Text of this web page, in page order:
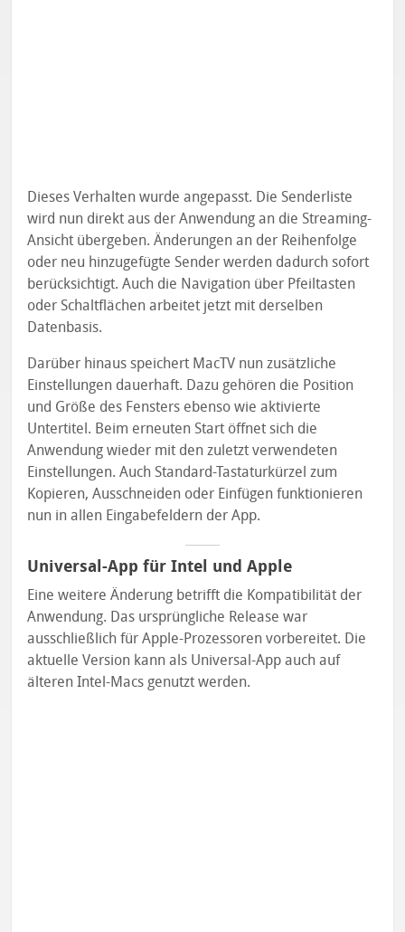
Dieses Verhalten wurde angepasst. Die Senderliste
wird nun direkt aus der Anwendung an die Streaming-
Ansicht übergeben. Änderungen an der Reihenfolge
oder neu hinzugefügte Sender werden dadurch sofort
berücksichtigt. Auch die Navigation über Pfeiltasten
oder Schaltflächen arbeitet jetzt mit derselben
Datenbasis.
Darüber hinaus speichert MacTV nun zusätzliche
Einstellungen dauerhaft. Dazu gehören die Position
und Größe des Fensters ebenso wie aktivierte
Untertitel. Beim erneuten Start öffnet sich die
Anwendung wieder mit den zuletzt verwendeten
Einstellungen. Auch Standard-Tastaturkürzel zum
Kopieren, Ausschneiden oder Einfügen funktionieren
nun in allen Eingabefeldern der App.
Universal-App für Intel und Apple
Eine weitere Änderung betrifft die Kompatibilität der
Anwendung. Das ursprüngliche Release war
ausschließlich für Apple-Prozessoren vorbereitet. Die
aktuelle Version kann als Universal-App auch auf
älteren Intel-Macs genutzt werden.